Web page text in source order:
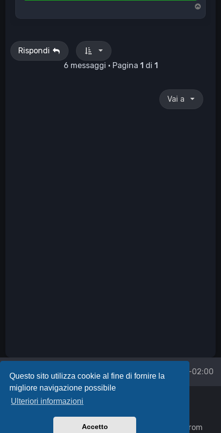
Questo sito utilizza cookie al fine di fornire la
migliore navigazione possibile
Ulteriori informazioni
Accetto
o
Rispondi
6 messaggi • Pagina 1di 1
Vai a
Forum Tutti gli orari sono UTC+02:00
Powered byphpBB™
Icons made byUniconlabs
Fathema Khanom,Freepik,itim2101
Flatart Icons Flat
from